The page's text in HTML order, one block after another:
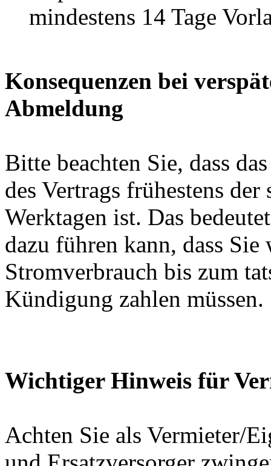
mindestens 14 Tage
Konsequenzen bei
Abmeldung
Bitte beachten Sie, dass
des Vertrags frühestens
Werktagen ist. Das
dazu führen kann, dass
Stromverbrauch bis zum
Kündigung zahlen müssen.
Wichtiger Hinweis für
Achten Sie als Vermieter/